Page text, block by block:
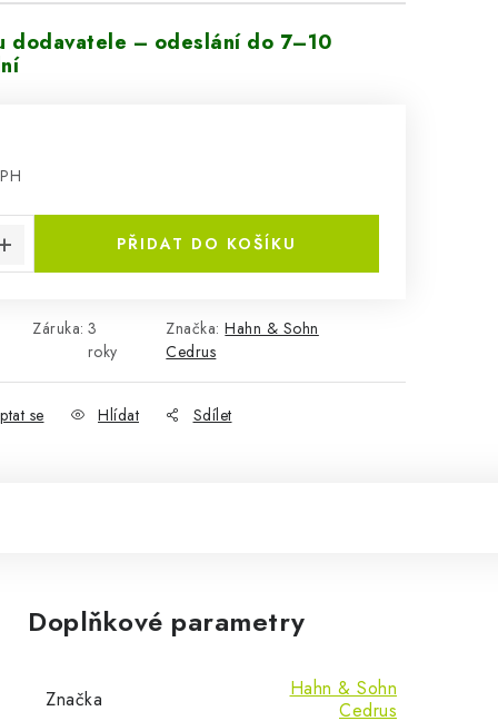
dodavatele – odeslání do 7–10
PŘIDAT DO KOŠÍKU
Záruka: 3
roky
Značka:Hahn & Sohn
Cedrus
se Hlídat Sdílet
Doplňkové parametry
Značka
Hahn & Sohn
Cedrus